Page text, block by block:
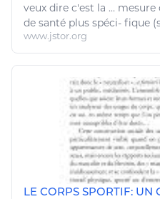
veux dire c'est la ...
de santé plus spéci- fique
www.jstor.org
LE CORPS SPORTIF: UN